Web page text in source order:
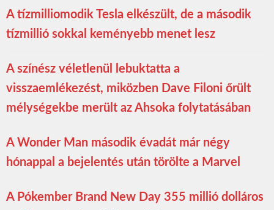
A tízmilliomodik Tesla elkészült, de a második
tízmillió sokkal keményebb menet lesz
A színész véletlenül lebuktatta a
visszaemlékezést, miközben Dave Filoni őrült
mélységekbe merült az Ahsoka folytatásában
A Wonder Man második évadát már négy
hónappal a bejelentés után törölte a Marvel
A Pókember Brand New Day 355 millió dolláros